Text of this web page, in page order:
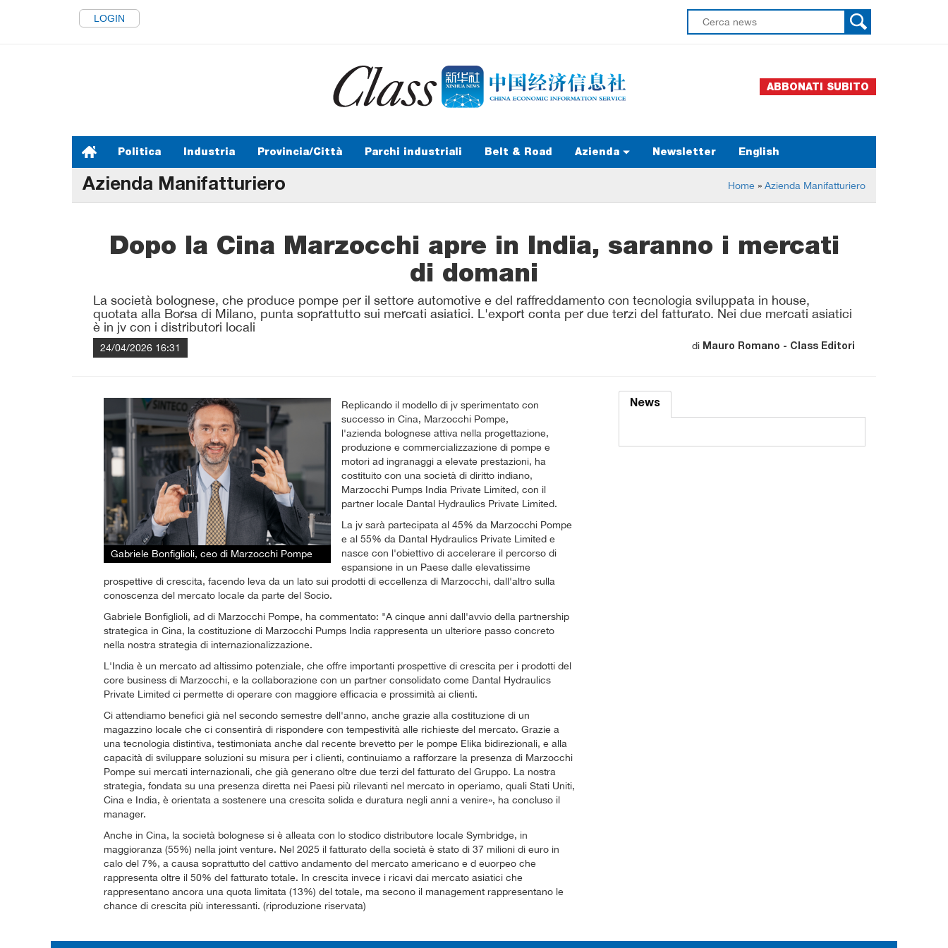
LOGIN
ABBONATI SUBITO
Politica Industria Provincia/Città Parchi industriali Belt & Road Azienda Newsletter English
Azienda Manifatturiero Home » Azienda Manifatturiero
Dopo la Cina Marzocchi apre in India, saranno i mercati
di domani
La società bolognese, che produce pompe per il settore automotive e del raffreddamento con tecnologia sviluppata in house,
quotata alla Borsa di Milano, punta soprattutto sui mercati asiatici. L'export conta per due terzi del fatturato. Nei due mercati asiatici
è in jv con i distributori locali
24/04/2026 16:31 di Mauro Romano - Class Editori
Gabriele Bonfiglioli, ceo di Marzocchi Pompe
Replicando il modello di jv sperimentato con
successo in Cina, Marzocchi Pompe,
l'azienda bolognese attiva nella progettazione,
produzione e commercializzazione di pompe e
motori ad ingranaggi a elevate prestazioni, ha
costituito con una società di diritto indiano,
Marzocchi Pumps India Private Limited, con il
partner locale Dantal Hydraulics Private Limited.
La jv sarà partecipata al 45% da Marzocchi Pompe
e al 55% da Dantal Hydraulics Private Limited e
nasce con l'obiettivo di accelerare il percorso di
espansione in un Paese dalle elevatissime
prospettive di crescita, facendo leva da un lato sui prodotti di eccellenza di Marzocchi, dall'altro sulla
conoscenza del mercato locale da parte del Socio.
Gabriele Bonfiglioli, ad di Marzocchi Pompe, ha commentato: "A cinque anni dall'avvio della partnership
strategica in Cina, la costituzione di Marzocchi Pumps India rappresenta un ulteriore passo concreto
nella nostra strategia di internazionalizzazione.
L'India è un mercato ad altissimo potenziale, che offre importanti prospettive di crescita per i prodotti del
core business di Marzocchi, e la collaborazione con un partner consolidato come Dantal Hydraulics
Private Limited ci permette di operare con maggiore efficacia e prossimità ai clienti.
Ci attendiamo benefici già nel secondo semestre dell'anno, anche grazie alla costituzione di un
magazzino locale che ci consentirà di rispondere con tempestività alle richieste del mercato. Grazie a
una tecnologia distintiva, testimoniata anche dal recente brevetto per le pompe Elika bidirezionali, e alla
capacità di sviluppare soluzioni su misura per i clienti, continuiamo a rafforzare la presenza di Marzocchi
Pompe sui mercati internazionali, che già generano oltre due terzi del fatturato del Gruppo. La nostra
strategia, fondata su una presenza diretta nei Paesi più rilevanti nel mercato in operiamo, quali Stati Uniti,
Cina e India, è orientata a sostenere una crescita solida e duratura negli anni a venire», ha concluso il
manager.
Anche in Cina, la società bolognese si è alleata con lo stodico distributore locale Symbridge, in
maggioranza (55%) nella joint venture. Nel 2025 il fatturato della società è stato di 37 milioni di euro in
calo del 7%, a causa soprattutto del cattivo andamento del mercato americano e d euorpeo che
rappresenta oltre il 50% del fatturato totale. In crescita invece i ricavi dai mercato asiatici che
rappresentano ancora una quota limitata (13%) del totale, ma secono il management rappresentano le
chance di crescita più interessanti. (riproduzione riservata)
News